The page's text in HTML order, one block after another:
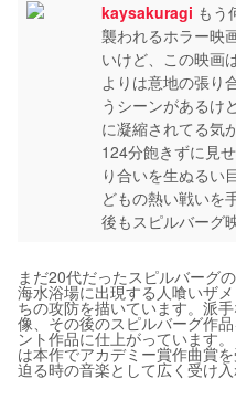
kaysakuragi もう
襲われるホラー映
いけど、この映画
よりは意地の張り
うシーンがあるけ
に凝縮されてる気
124分飽きずに見
り合いを生ぬるい
どもの熱い戦いを
後もスピルバーグ
まだ20代だったスピルバーグ
海水浴場に出現する人喰いザ
ちの攻防を描いています。派
像、その後のスピルバーグ作
ント作品に仕上がっています
は本作でアカデミー賞作曲賞
迫る時の音楽として広く受け入